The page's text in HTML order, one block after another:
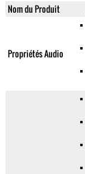
Nom du Produit
Propriétés Audio